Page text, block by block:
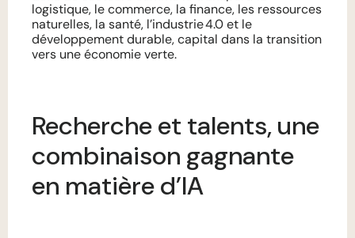
logistique, le commerce, la finance, les ressources
naturelles, la santé, l’industrie 4.0 et le
développement durable, capital dans la transition
vers une économie verte.
Recherche et talents, une
combinaison gagnante
en matière d’IA